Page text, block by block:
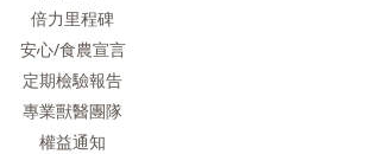
倍力里程碑
安心/食農宣言
定期檢驗報告
專業獸醫團隊
權益通知